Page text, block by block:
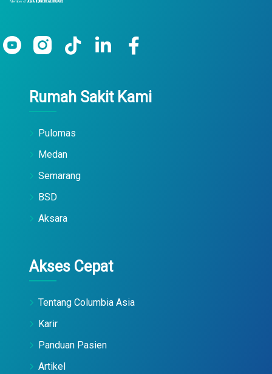
Rumah Sakit Kami
Pulomas
Medan
Semarang
BSD
Aksara
Akses Cepat
Tentang Columbia Asia
Karir
Panduan Pasien
Artikel